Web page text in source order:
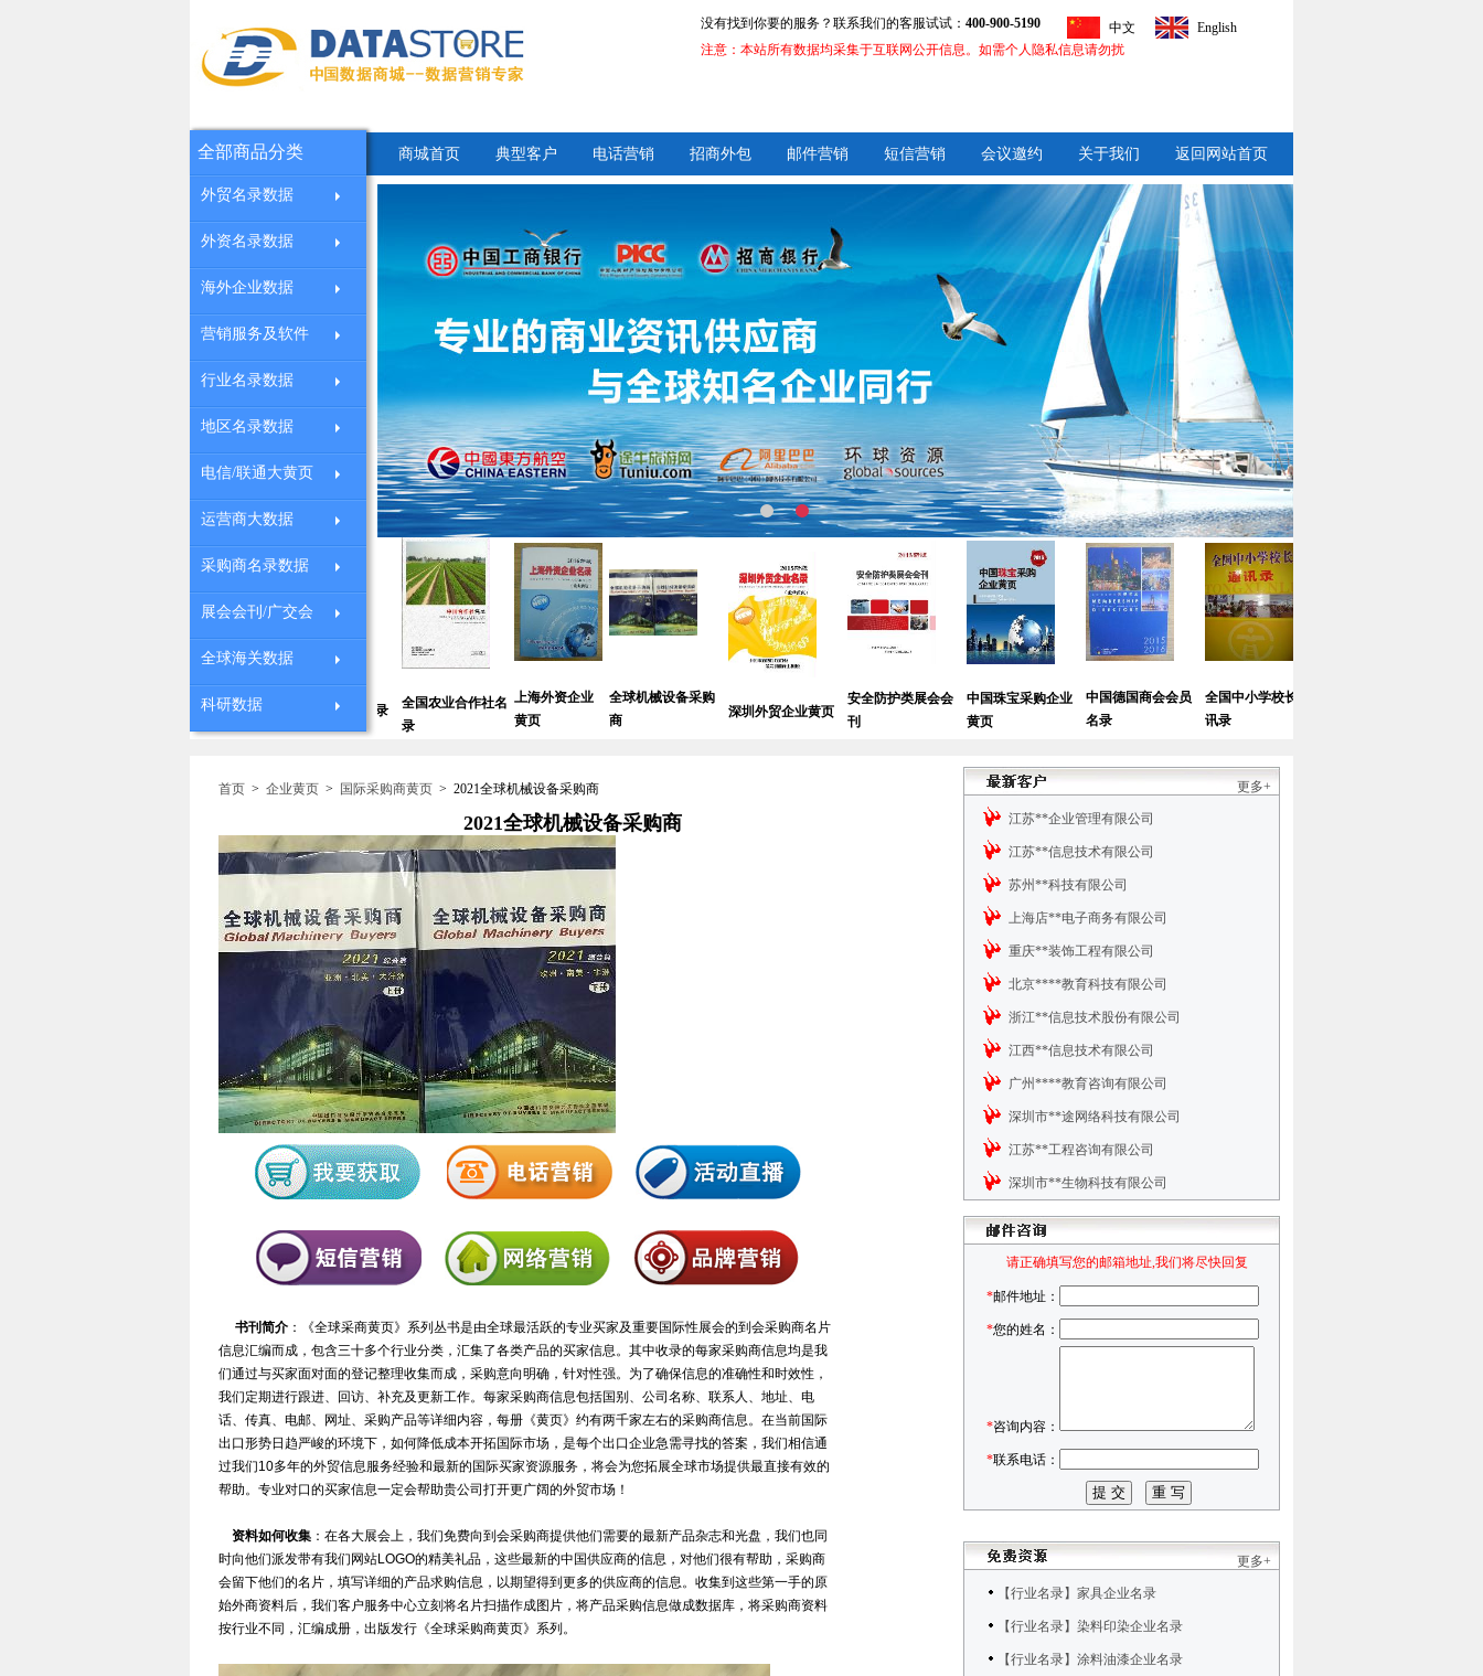
没有找到你要的服务？联系我们的客服试试： 400-900-5190 中文
English
注意：本站所有数据均采集于互联网公开信息。如需个人隐私信息请勿扰
商城首页 典型客户 电话营销 招商外包 邮件营销 短信营销 会议邀约 关于我们 返回网站首页
中国饲料企业名录
全国农业合作社名 上海外资企业
全球机械设备采购
商
深圳外贸企业黄页
安全防护类展会会
刊
中国珠宝采购企业
中国德国商会会员
全国中小学校长通
全部商品分类
外贸名录数据
外资名录数据
海外企业数据
营销服务及软件
行业名录数据
地区名录数据
电信/联通大黄页
运营商大数据
采购商名录数据
展会会刊/广交会
全球海关数据
科研数据
更多+
江苏**企业管理有限公司
江苏**信息技术有限公司
苏州**科技有限公司
上海店**电子商务有限公司
重庆**装饰工程有限公司
北京****教育科技有限公司
浙江**信息技术股份有限公司
江西**信息技术有限公司
广州****教育咨询有限公司
深圳市**途网络科技有限公司
江苏**工程咨询有限公司
深圳市**生物科技有限公司
请正确填写您的邮箱地址,我们将尽快回复
*邮件地址：
*您的姓名：
*咨询内容：
*联系电话：
更多+
【行业名录】家具企业名录
【行业名录】染料印染企业名录
【行业名录】涂料油漆企业名录
首页 > 企业黄页 > 国际采购商黄页 > 2021全球机械设备采购商
2021全球机械设备采购商
书刊简介 ：《全球采商黄页》系列丛书是由全球最活跃的专业买家及重要国际性展会的到会采购商名片
信息汇编而成，包含三十多个行业分类，汇集了各类产品的买家信息。其中收录的每家采购商信息均是我
们通过与买家面对面的登记整理收集而成，采购意向明确，针对性强。为了确保信息的准确性和时效性，
我们定期进行跟进、回访、补充及更新工作。每家采购商信息包括国别、公司名称、联系人、地址、电
话、传真、电邮、网址、采购产品等详细内容，每册《黄页》约有两千家左右的采购商信息。在当前国际
出口形势日趋严峻的环境下，如何降低成本开拓国际市场，是每个出口企业急需寻找的答案，我们相信通
过我们10多年的外贸信息服务经验和最新的国际买家资源服务，将会为您拓展全球市场提供最直接有效的
帮助。专业对口的买家信息一定会帮助贵公司打开更广阔的外贸市场！
资料如何收集 ：在各大展会上，我们免费向到会采购商提供他们需要的最新产品杂志和光盘，我们也同
时向他们派发带有我们网站LOGO的精美礼品，这些最新的中国供应商的信息，对他们很有帮助，采购商
会留下他们的名片，填写详细的产品求购信息，以期望得到更多的供应商的信息。收集到这些第一手的原
始外商资料后，我们客户服务中心立刻将名片扫描作成图片，将产品采购信息做成数据库，将采购商资料
按行业不同，汇编成册，出版发行《全球采购商黄页》系列。